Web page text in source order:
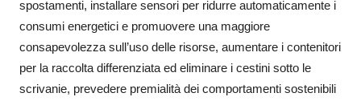
spostamenti, installare sensori per ridurre automaticamente i
consumi energetici e promuovere una maggiore
consapevolezza sull’uso delle risorse, aumentare i contenitori
per la raccolta differenziata ed eliminare i cestini sotto le
scrivanie, prevedere premialità dei comportamenti sostenibili